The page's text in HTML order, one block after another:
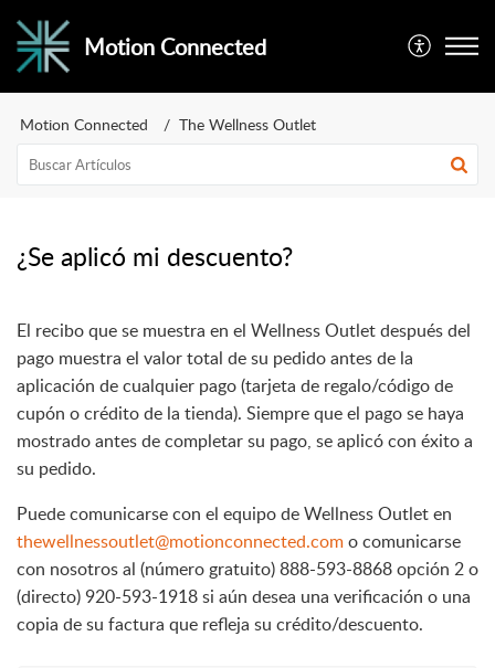
Motion Connected
Motion Connected The Wellness Outlet
¿Se aplicó mi descuento?
El recibo que se muestra en el Wellness Outlet después del
pago muestra el valor total de su pedido antes de la
aplicación de cualquier pago (tarjeta de regalo/código de
cupón o crédito de la tienda). Siempre que el pago se haya
mostrado antes de completar su pago, se aplicó con éxito a
su pedido.
Puede comunicarse con el equipo de Wellness Outlet en
thewellnessoutlet@motionconnected.como comunicarse
con nosotros al (número gratuito) 888-593-8868 opción 2 o
(directo) 920-593-1918 si aún desea una verificación o una
copia de su factura que refleja su crédito/descuento.